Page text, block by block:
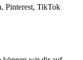
Pinterest, TikTok